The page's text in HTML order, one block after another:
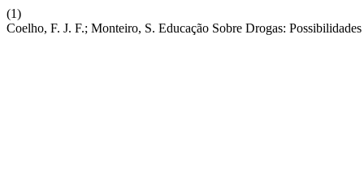
(1)
Coelho, F. J. F.; Monteiro, S. Educação Sobre Drogas: